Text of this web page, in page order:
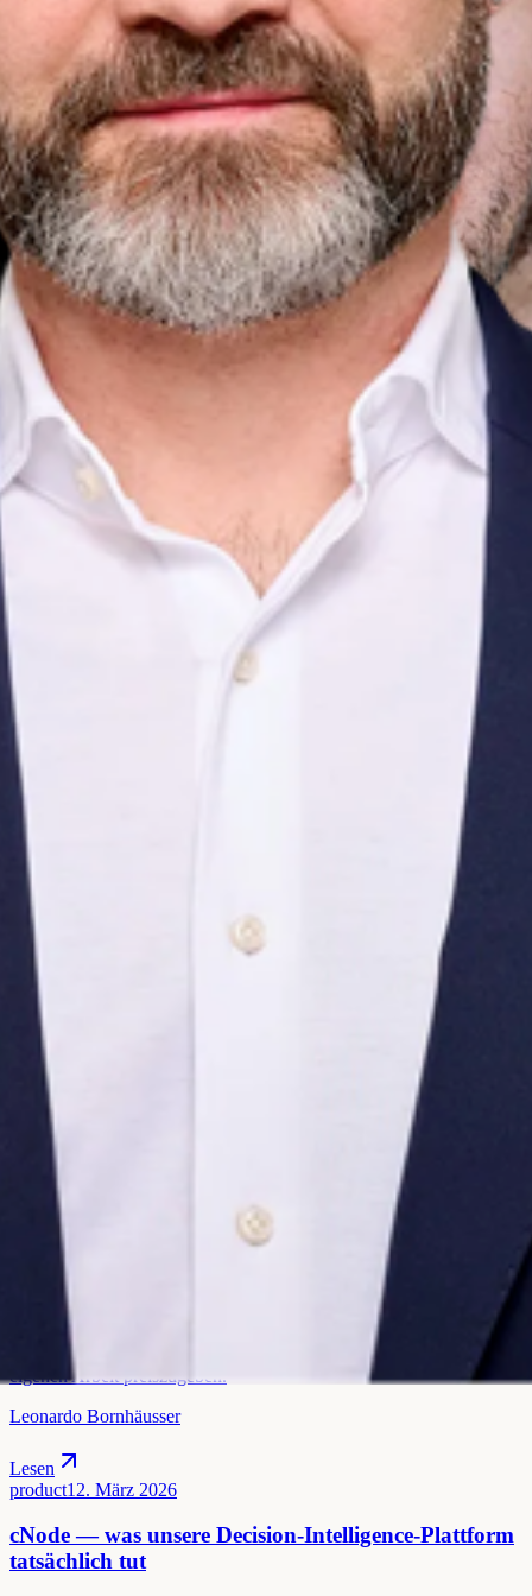
UX/UI Design ·
Product Owner
Advisory
Dr. Tim Krüger
Advisory ·
Commercials
Advisory
Prof. Dr. Tuna
Çakar
Advisory · ML
& Research
Advisory
Dennis Winter
Actualités
Ce qui nous occupe en ce moment.
Long-reads tirés de vrais mandats. Pas de listes génériques 'Top-10
tendances IA'. Librement accessibles, sans inscription newsletter.
research
Was ist Decision Intelligence — und warum Gartner
sie 2025 als transformational einstuft
Gartner hat Decision Intelligence im 2025 AI Hype Cycle erstmals
als transformational klassifiziert und einen eigenen Magic Quadrant
publiziert. Wir nehmen die Definition auseinander und sortieren ein,
warum die Disziplin gerade jetzt aus dem Forschungsdunst in den
Vorstand zieht.
Leonardo Bornhäusser
Lesen
research
Warum wir auf Ontologien setzen — und was wir
am Palantir-Ansatz richtig finden
Wenn Daten fragmentiert sind und Entscheidungen über
Systemgrenzen laufen, hilft kein größeres LLM, sondern ein
gemeinsames Vokabular. Wir zeigen, warum Ontologien das
Rückgrat unserer Plattform sind — und welche Lehre wir aus dem
Palantir-Modell ziehen, ohne die methodischen Details unserer
eigenen Arbeit preiszugeben.
Leonardo Bornhäusser
Lesen
product12. März 2026
cNode — was unsere Decision-Intelligence-Plattform
tatsächlich tut